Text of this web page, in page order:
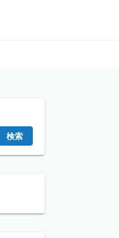
検索